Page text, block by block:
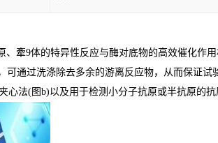
、牽9体的特异性反应与酶对底物的高效催化作
可通过洗涤除去多余的游离反应物，从而保证
心法(图b)以及用于检测小分子抗原或半抗原的